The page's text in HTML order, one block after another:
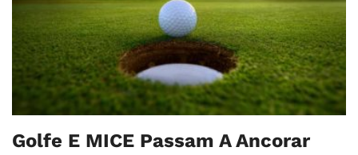
Golfe E MICE Passam A Ancorar